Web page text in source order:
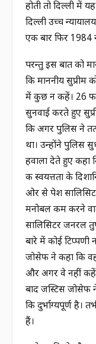
होती तो दिल्ली में
दिल्ली उच्च
एक बार फिर 1984
परन्तु इस बात को
कि माननीय सुप्रीम
में कुछ न कहें। 26
सुनवाई करते हुए
कि अगर पुलिस ने
था। उन्होंने पुलिस
हवाला देते हुए
की स्वयत्तता के
ओर से पेश
मनोबल कम करने
सालिसिटर जनरल
बारे में कोई
जोसेफ ने कहा कि वह
और अगर वे नहीं
बाद जस्टिस जोसेफ
कि दुर्भाग्यपूर्ण है।
हैं।